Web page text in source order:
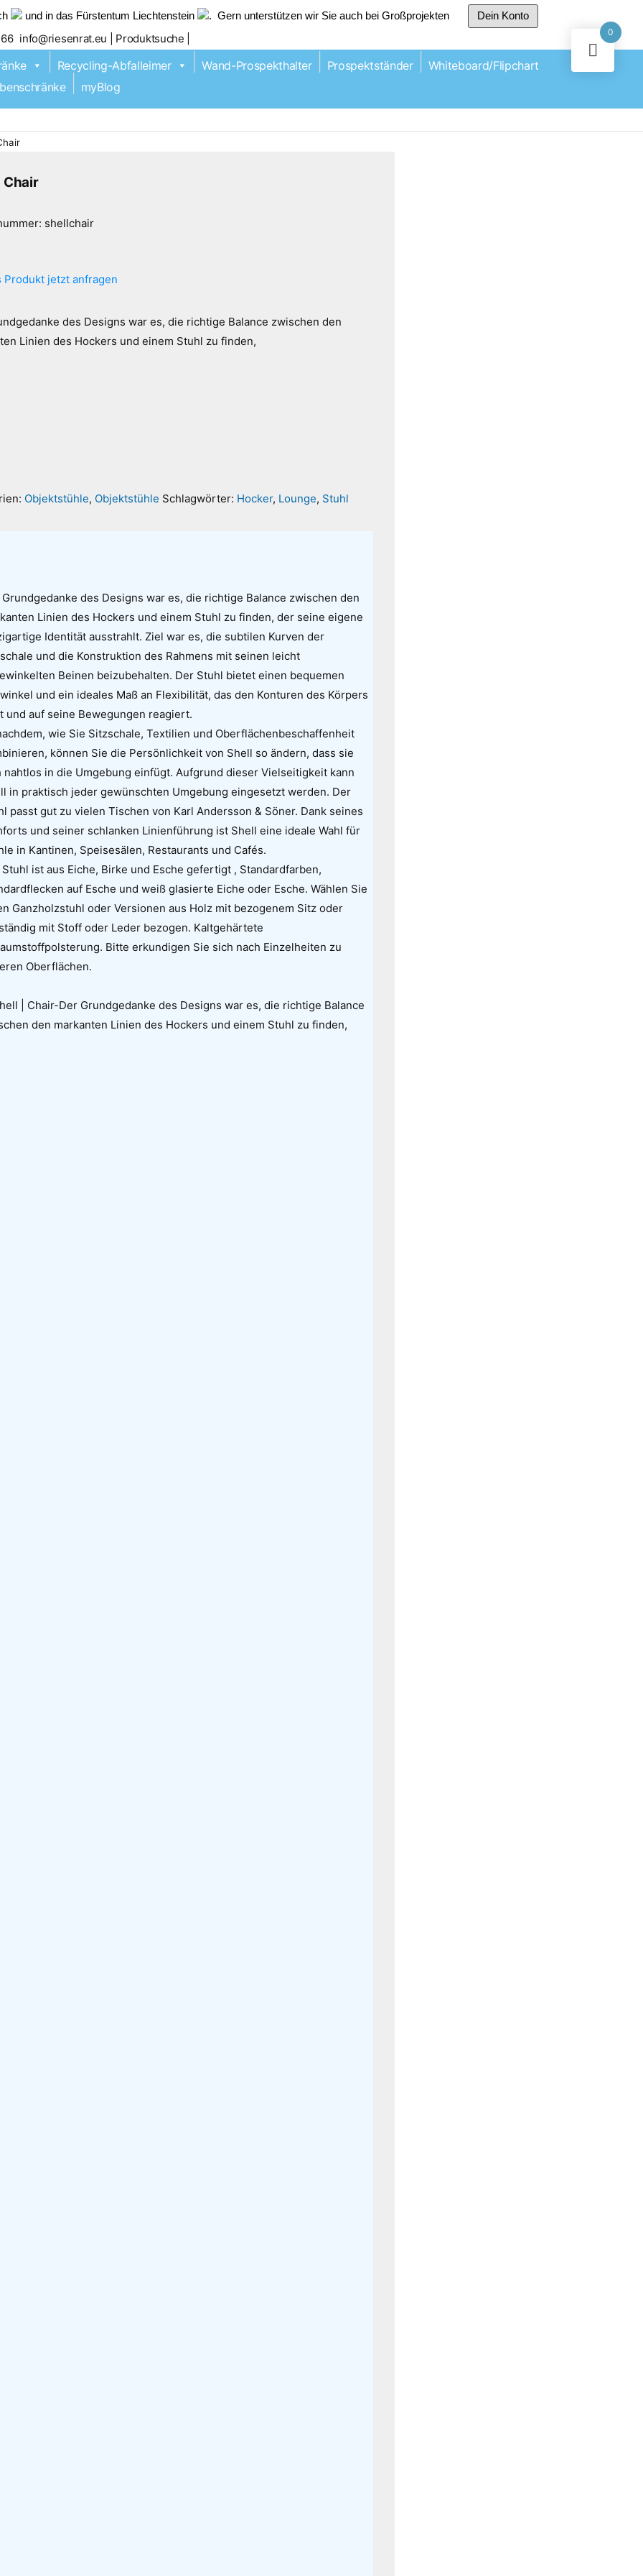
und in das Fürstentum Liechtenstein . Gern unterstützen wir Sie auch bei Großprojekten Dein Konto
info@riesenrat.eu | Produktsuche |
Recycling-Abfalleimer Wand-Prospekthalter Prospektständer
Whiteboard/Flipchart
myBlog
Chair
shellchair
Ihrer Produktanfrage:
Produkt jetzt anfragen
des Designs war es, die richtige Balance zwischen den
Linien des Hockers und einem Stuhl zu finden,
Objektstühle, Objektstühle Schlagwörter: Hocker, Lounge, Stuhl
des Designs war es, die richtige Balance zwischen den
Linien des Hockers und einem Stuhl zu finden, der seine eigene
Identität ausstrahlt. Ziel war es, die subtilen Kurven der
und die Konstruktion des Rahmens mit seinen leicht
Beinen beizubehalten. Der Stuhl bietet einen bequemen
und ein ideales Maß an Flexibilität, das den Konturen des Körpers
und auf seine Bewegungen reagiert.
wie Sie Sitzschale, Textilien und Oberflächenbeschaffenheit
können Sie die Persönlichkeit von Shell so ändern, dass sie
nahtlos in die Umgebung einfügt. Aufgrund dieser Vielseitigkeit kann
in praktisch jeder gewünschten Umgebung eingesetzt werden. Der
passt gut zu vielen Tischen von Karl Andersson & Söner. Dank seines
und seiner schlanken Linienführung ist Shell eine ideale Wahl für
in Kantinen, Speisesälen, Restaurants und Cafés.
ist aus Eiche, Birke und Esche gefertigt , Standardfarben,
auf Esche und weiß glasierte Eiche oder Esche. Wählen Sie
Ganzholzstuhl oder Versionen aus Holz mit bezogenem Sitz oder
mit Stoff oder Leder bezogen. Kaltgehärtete
Bitte erkundigen Sie sich nach Einzelheiten zu
Oberflächen.
0